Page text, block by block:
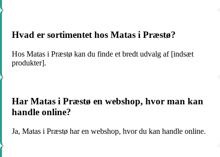
Hvad er sortimentet hos Matas i Præstø?
Hos Matas i Præstø kan du finde et bredt udvalg af [indsæt
produkter].
Har Matas i Præstø en webshop, hvor man kan
handle online?
Ja, Matas i Præstø har en webshop, hvor du kan handle online.